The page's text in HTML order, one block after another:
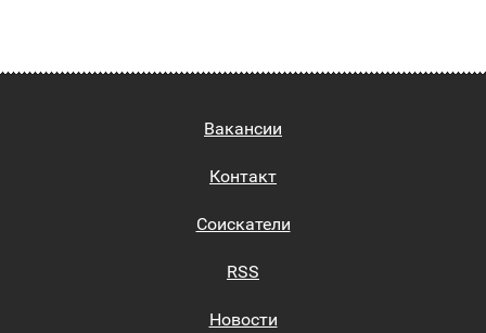
Вакансии
Контакт
Соискатели
RSS
Новости